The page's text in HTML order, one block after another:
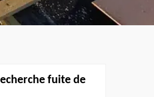
fuite de